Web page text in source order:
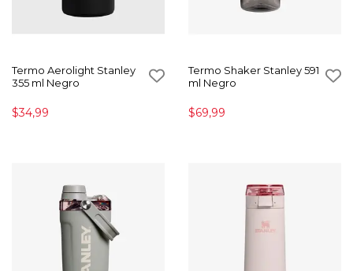
Termo Aerolight Stanley
355 ml Negro
$34,99
Termo Shaker Stanley 591
ml Negro
$69,99